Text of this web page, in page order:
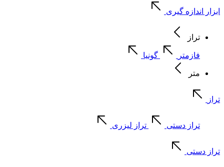
ابزار اندازه گیری
تراز
فازمتر گونیا
متر
تراز
تراز دستی تراز لیزری
تراز دستی